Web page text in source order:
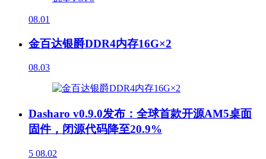
08.01
金百达银爵DDR4内存16G×2
08.03
Dasharo v0.9.0发布：全球首款开源AM5桌面
固件，闭源代码降至20.9%
5 08.02